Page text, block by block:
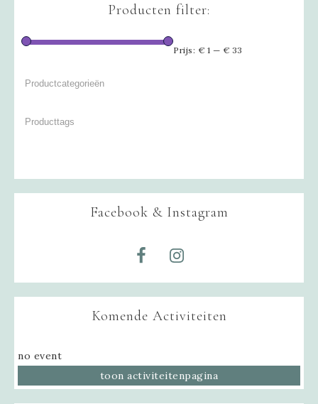
Producten filter:
Prijs: € 1 — € 33
Facebook & Instagram
Komende Activiteiten
no event
toon activiteitenpagina